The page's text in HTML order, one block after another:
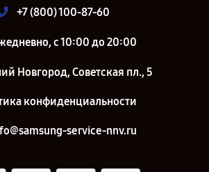
+7 (800) 100-87-60
с 10:00 до 20:00
Новгород, Советская пл., 5
конфиденциальности
service-nnv.ru